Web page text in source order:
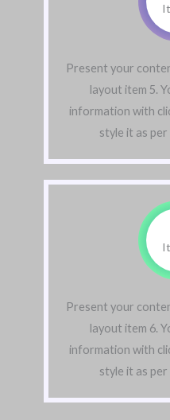
Present your
layout item 5.
information with
style it as
Present your
layout item 6.
information with
style it as